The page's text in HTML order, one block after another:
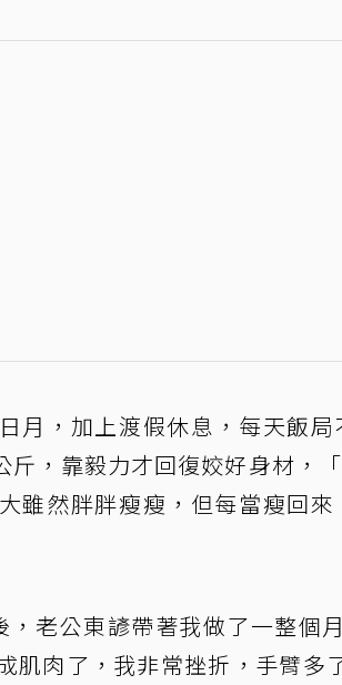
月，加上渡假休息，每天飯局
斤，靠毅力才回復姣好身材，
雖然胖胖瘦瘦，但每當瘦回
老公東諺帶著我做了一整個
肌肉了，我非常挫折，手臂多